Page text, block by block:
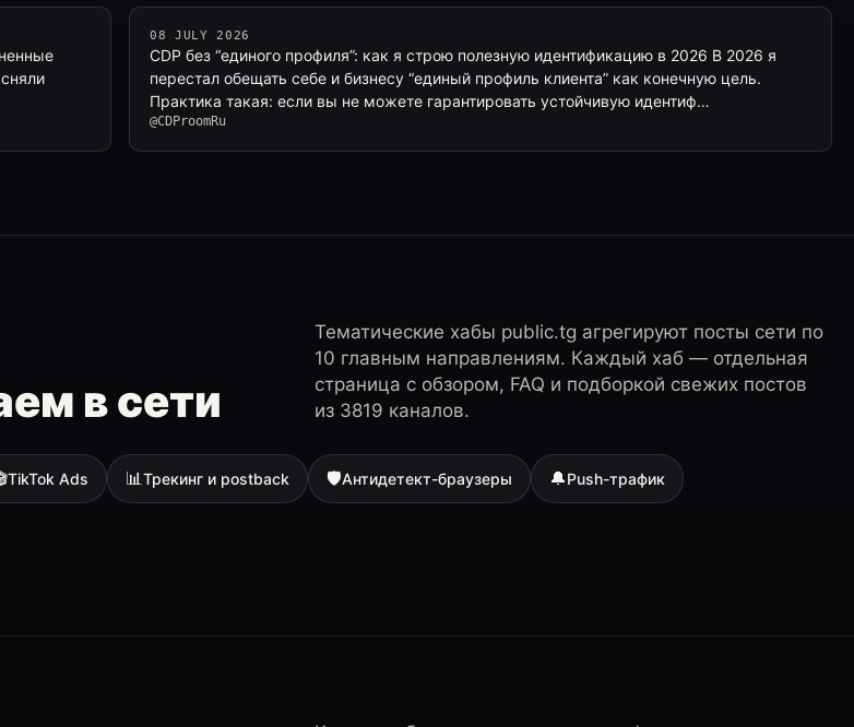
08 JULY 2026
CDP без “единого профиля”: как я строю полезную идентификацию в 2026 В 2026 я
перестал обещать себе и бизнесу “единый профиль клиента” как конечную цель.
Практика такая: если вы не можете гарантировать устойчивую идентиф…
@CDProomRu
в сети
Тематические хабы public.tg агрегируют посты сети по
10 главным направлениям. Каждый хаб — отдельная
страница с обзором, FAQ и подборкой свежих постов
из 3819 каналов.
TikTok Ads 📊Трекинг и postback 🛡Антидетект-браузеры 🔔Push-трафик